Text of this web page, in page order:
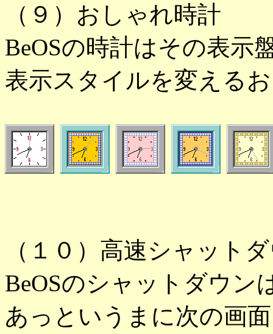
（９）おしゃれ時計
BeOSの時計はその表示
表示スタイルを変える
（１０）高速シャット
BeOSのシャットダウン
あっというまに次の画